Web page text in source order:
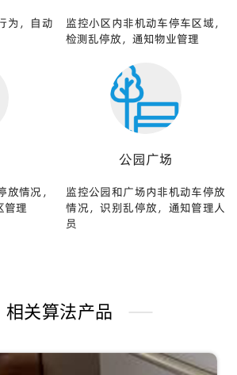
为，自动
监控小区内非机动车停车区域，
检测乱停放，通知物业管理
情况，
管理
公园广场
监控公园和广场内非机动车停放
情况，识别乱停放，通知管理人
员
相关算法产品